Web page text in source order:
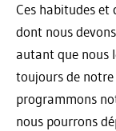
Ces habitudes et
dont nous
autant que nous
toujours de
programmons
nous pourrons